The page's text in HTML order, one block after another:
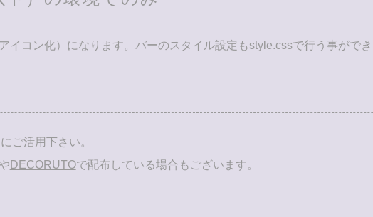
イコン化）になります。バーのスタイル設定もstyle.cssで行う事ができ
ご活用下さい。
DECORUTOで配布している場合もございます。